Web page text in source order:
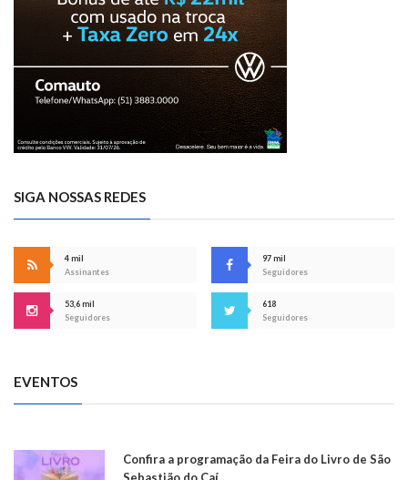
SIGA NOSSAS REDES
4 mil
Assinantes
97 mil
Seguidores
53,6 mil
Seguidores
618
Seguidores
EVENTOS
Confira a programação da Feira do Livro de São